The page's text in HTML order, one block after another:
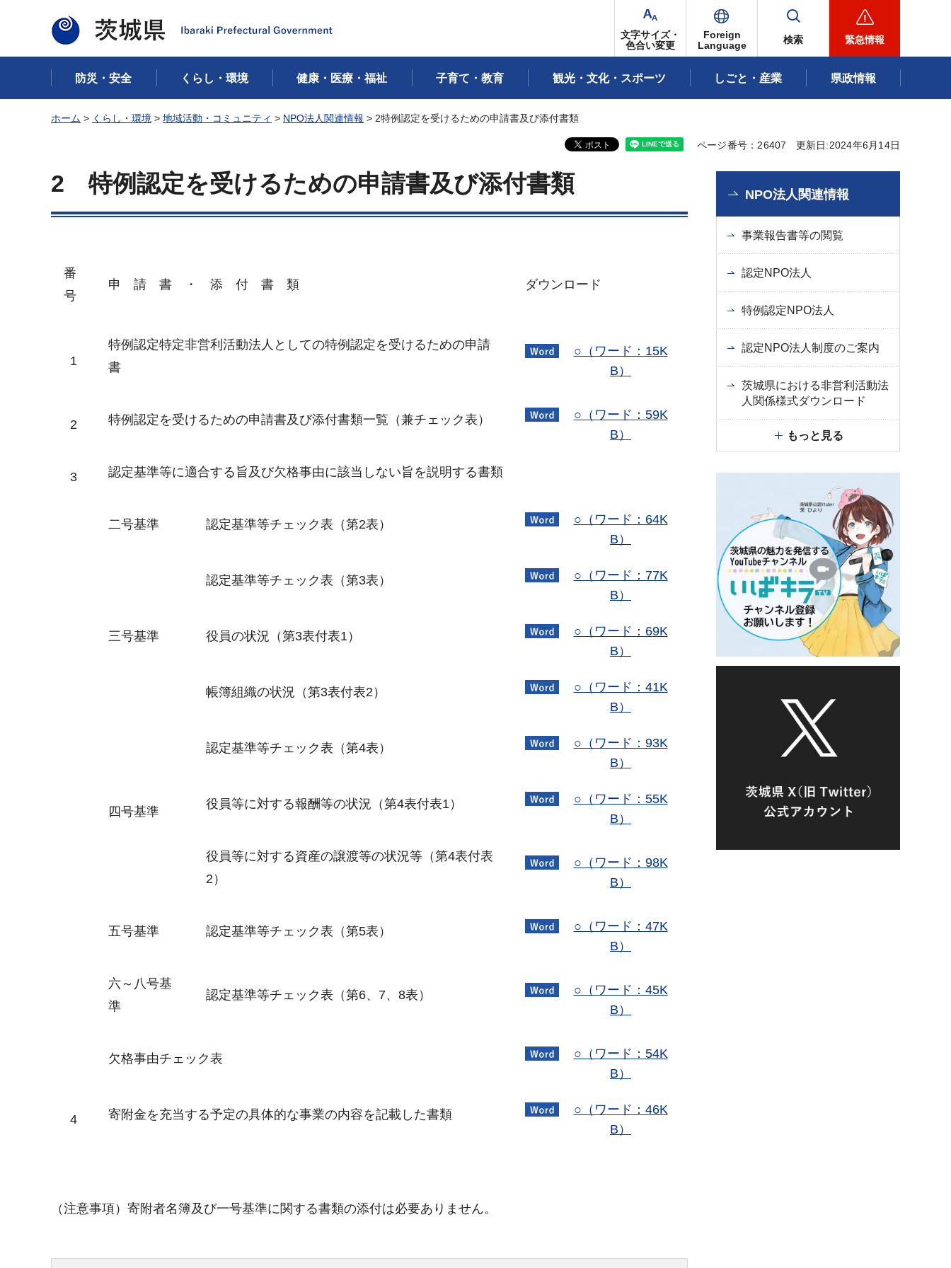
茨城県
文字サイズ・
色合い変更
Foreign
Language
検索 緊急情報
防災・安全 くらし・環境 健康・医療・福祉 子育て・教育 観光・文化・スポーツ しごと・産業 県政情報
ホーム > くらし・環境 > 地域活動・コミュニティ > NPO法人関連情報 > 2特例認定を受けるための申請書及び添付書類
ページ番号：26407 更新日:2024年6月14日
2 特例認定を受けるための申請書及び添付書類
番
号
申 請 書 ・ 添 付 書 類 ダウンロード
1
特例認定特定非営利活動法人としての特例認定を受けるための申請
書
○（ワード：15K
B）
2 特例認定を受けるための申請書及び添付書類一覧（兼チェック表）
○（ワード：59K
B）
3 認定基準等に適合する旨及び欠格事由に該当しない旨を説明する書類
二号基準 認定基準等チェック表（第2表）
○（ワード：64K
B）
三号基準
認定基準等チェック表（第3表）
○（ワード：77K
B）
役員の状況（第3表付表1）
○（ワード：69K
B）
帳簿組織の状況（第3表付表2）
○（ワード：41K
B）
四号基準
認定基準等チェック表（第4表）
○（ワード：93K
B）
役員等に対する報酬等の状況（第4表付表1）
○（ワード：55K
B）
役員等に対する資産の譲渡等の状況等（第4表付表
2）
○（ワード：98K
B）
五号基準 認定基準等チェック表（第5表）
○（ワード：47K
B）
六～八号基
準
認定基準等チェック表（第6、7、8表）
○（ワード：45K
B）
欠格事由チェック表
○（ワード：54K
B）
4 寄附金を充当する予定の具体的な事業の内容を記載した書類
○（ワード：46K
B）
（注意事項）寄附者名簿及び一号基準に関する書類の添付は必要ありません。
NPO法人関連情報
事業報告書等の閲覧
認定NPO法人
特例認定NPO法人
認定NPO法人制度のご案内
茨城県における非営利活動法
人関係様式ダウンロード
もっと見る